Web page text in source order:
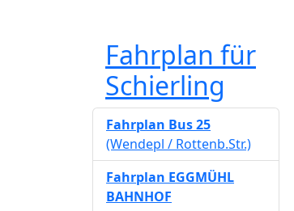
Fahrplan für
Schierling
Fahrplan Bus 25
(Wendepl / Rottenb.Str.)
Fahrplan EGGMÜHL
BAHNHOF